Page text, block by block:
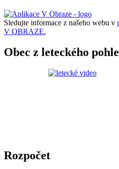
Sledujte informace z našeho webu v
V OBRAZE.
Obec z leteckého
Rozpočet